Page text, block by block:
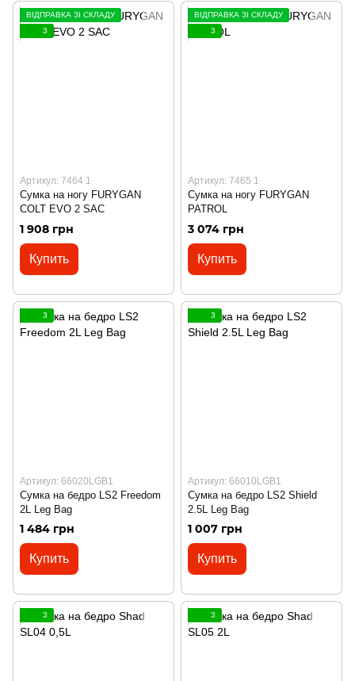
ВІДПРАВКА ЗІ СКЛАДУ
3
Артикул: 7464 1
Сумка на ногу FURYGAN
COLT EVO 2 SAC
1 908 грн
Купить
ВІДПРАВКА ЗІ СКЛАДУ
3
Артикул: 7465 1
Сумка на ногу FURYGAN
PATROL
3 074 грн
Купить
3
Артикул: 66020LGB1
Сумка на бедро LS2 Freedom
2L Leg Bag
1 484 грн
Купить
3
Артикул: 66010LGB1
Сумка на бедро LS2 Shield
2.5L Leg Bag
1 007 грн
Купить
3 3